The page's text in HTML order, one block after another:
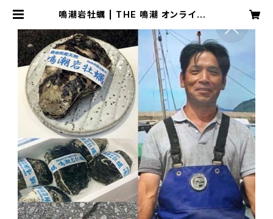
鳴潮岩牡蠣 | THE 鳴潮 オンラインス